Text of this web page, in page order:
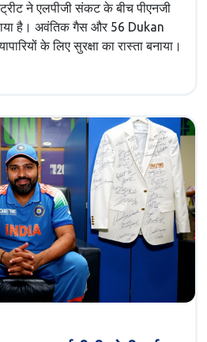
ने एलपीजी संकट के बीच पीएनजी
है। अवंतिक गैस और 56 Dukan
के लिए सुरक्षा का रास्ता बनाया।